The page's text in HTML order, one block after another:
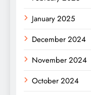
January 2025
December 2024
November 2024
October 2024